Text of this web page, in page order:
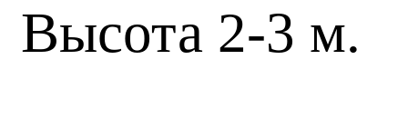
Высота 2-3 м.